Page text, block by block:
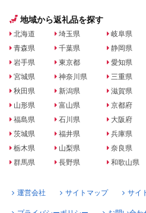
地域から返礼品を探す
北海道
青森県
岩手県
宮城県
秋田県
山形県
福島県
茨城県
栃木県
群馬県
埼玉県
千葉県
東京都
神奈川県
新潟県
富山県
石川県
福井県
山梨県
長野県
岐阜県
静岡県
愛知県
三重県
滋賀県
京都府
大阪府
兵庫県
奈良県
和歌山県
運営会社 サイトマップ サイ